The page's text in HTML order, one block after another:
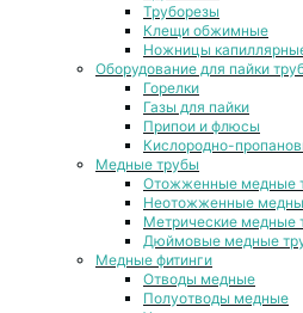
Труборезы
Клещи обжимные
Ножницы
Оборудование для пайки
Горелки
Газы для пайки
Припои и флюсы
Кислородно-
Медные трубы
Отожженные медные
Неотожженные
Метрические медные
Дюймовые медные
Медные фитинги
Отводы медные
Полуотводы медные